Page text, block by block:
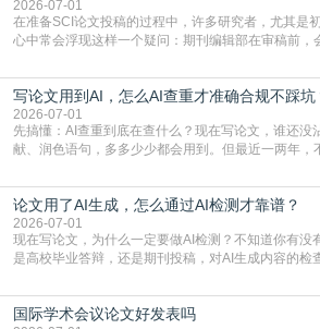
真的可以试试：初稿写完重复率远超要
2026-07-01
在准备SCI论文投稿的过程中，许多研究者，尤其是
心中常会浮现这样一个疑问：期刊编辑部在审稿前，
论文的初审通过率。实际上，SCI期刊对重复内容的
或缺的一环。本篇AEIC学术交流中心小编就为大家介
一、查重是标准流程答案是明确的：绝大多数S
写论文用到AI，怎么AI查重才准确合规不踩坑
2026-07-01
先搞懂：AI查重到底在查什么？现在写论文，谁还没
献、润色语句，多多少少都会用到。但最近一两年，
须加做AI查重。很多人分不清，AI查重和普通查重到
通查重查的是你的文字和已公开文献的重复比例，防
的内容里，有多少是AI生成的，防的是过
论文用了AI生成，怎么通过AI检测才靠谱？
2026-07-01
现在写论文，为什么一定要做AI检测？不知道你有没
是高校毕业答辩，还是期刊投稿，对AI生成内容的检
要求修改，还差点被判定学术不规范，真的太冤了。
刊，都已经明确出台了相关规定：如果使用AI生成内
国际学术会议论文好发表吗